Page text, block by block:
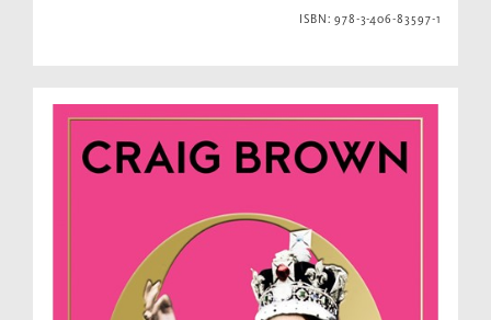
ISBN: 978-3-406-83597-1